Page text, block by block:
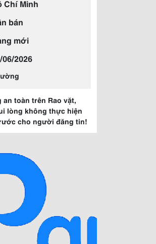
Chí Minh
bán
mới
06/2026
an toàn trên Rao vặt,
lòng không thực hiện
cho người đăng tin!